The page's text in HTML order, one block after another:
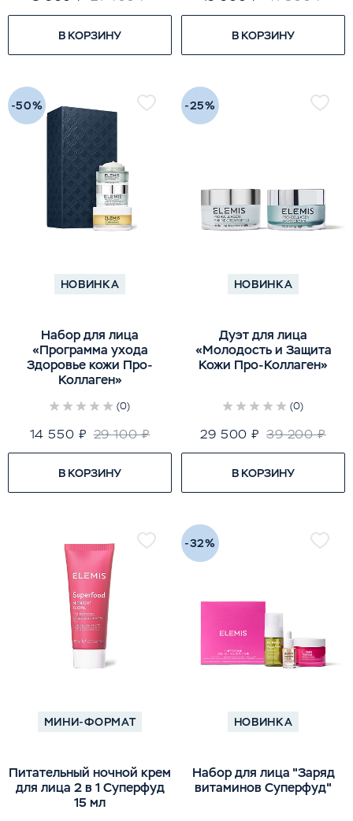
В КОРЗИНУ В КОРЗИНУ
-50%
НОВИНКА
(0)
Набор для лица
«Программа ухода
Здоровье кожи Про-
Коллаген»
14 550 ₽ 29 100 ₽
В КОРЗИНУ
-25%
НОВИНКА
(0)
Дуэт для лица
«Молодость и Защита
Кожи Про-Коллаген»
29 500 ₽ 39 200 ₽
В КОРЗИНУ
МИНИ-ФОРМАТ
Питательный ночной крем
для лица 2 в 1 Суперфуд
15 мл
-32%
НОВИНКА
Набор для лица "Заряд
витаминов Суперфуд"